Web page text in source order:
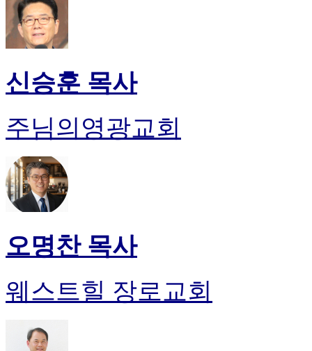
신승훈 목사
주님의영광교회
오명찬 목사
웨스트힐 장로교회